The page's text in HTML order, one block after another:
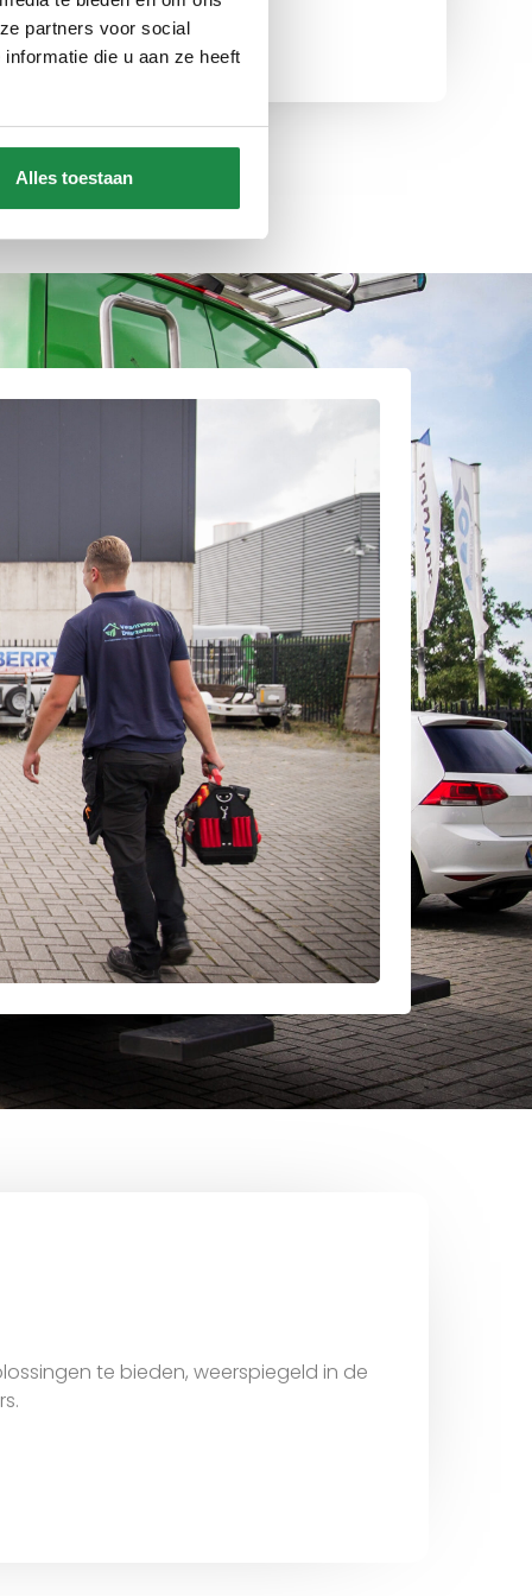
partners voor social
die u aan ze heeft
Alles toestaan
Ervaring
te bieden, weerspiegeld in de